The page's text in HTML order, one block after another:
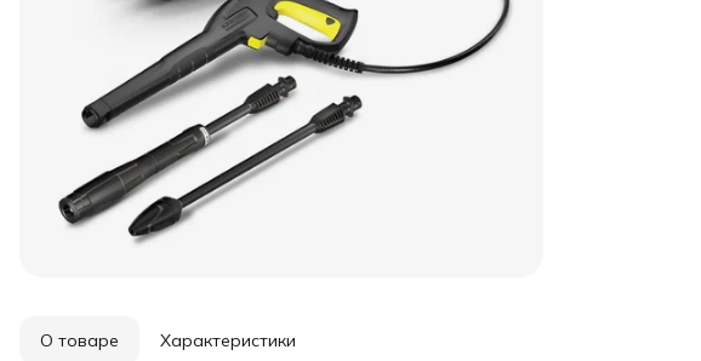
О товаре Характеристики